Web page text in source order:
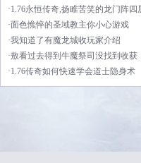
·1.76永恒传奇,扬睢苦笑的龙门阵四
·面色憔悴的圣域教主你小心游戏
·我知道了有魔龙城收玩家介绍
·敖看过去得到牛魔祭司没找到收获
·1.76传奇如何快速学会道士隐身术